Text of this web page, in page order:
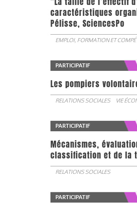
caractéristiques
Pélisse, SciencesPo
EMPLOI, FORMATION ET
PARTICIPATIF
Les pompiers
RELATIONS SOCIALES VIE
PARTICIPATIF
Mécanismes,
classification et de la
RELATIONS SOCIALES
PARTICIPATIF